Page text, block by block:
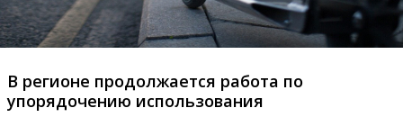
В регионе продолжается работа по
упорядочению использования